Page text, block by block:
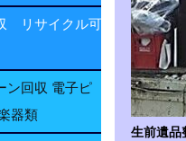
生前遺品
リサイクル可
ン回収 電子ピ
器類